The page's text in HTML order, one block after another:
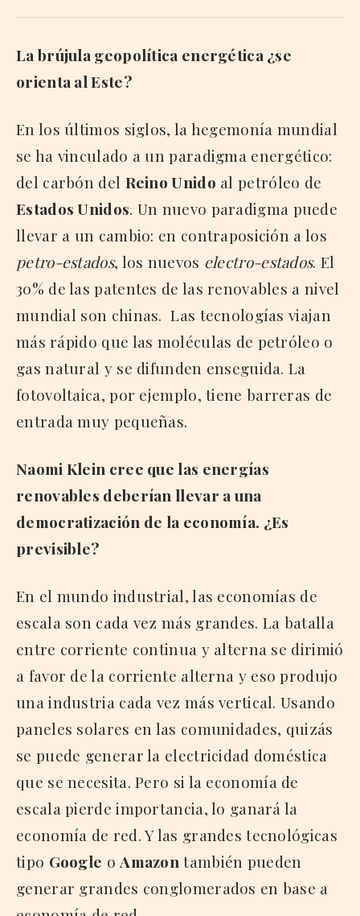
La brújula geopolítica energética ¿se
orienta al Este?
En los últimos siglos, la hegemonía mundial
se ha vinculado a un paradigma energético:
del carbón del Reino Unido al petróleo de
Estados Unidos. Un nuevo paradigma puede
llevar a un cambio: en contraposición a los
petro-estados, los nuevos electro-estados. El
30% de las patentes de las renovables a nivel
mundial son chinas. Las tecnologías viajan
más rápido que las moléculas de petróleo o
gas natural y se difunden enseguida. La
fotovoltaica, por ejemplo, tiene barreras de
entrada muy pequeñas.
Naomi Klein cree que las energías
renovables deberían llevar a una
democratización de la economía. ¿Es
previsible?
En el mundo industrial, las economías de
escala son cada vez más grandes. La batalla
entre corriente continua y alterna se dirimió
a favor de la corriente alterna y eso produjo
una industria cada vez más vertical. Usando
paneles solares en las comunidades, quizás
se puede generar la electricidad doméstica
que se necesita. Pero si la economía de
escala pierde importancia, lo ganará la
economía de red. Y las grandes tecnológicas
tipo Google o Amazon también pueden
generar grandes conglomerados en base a